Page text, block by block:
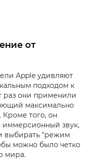
от
Apple удивляют
подходом к
раз они применили
максимально
Кроме того, он
иммерсионный звук,
выбирать "режим
можно было четко
мира.